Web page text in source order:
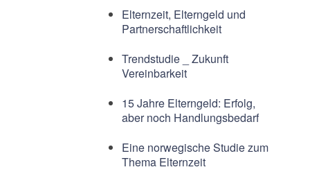
Elternzeit, Elterngeld und
Partnerschaftlichkeit
Trendstudie _ Zukunft
Vereinbarkeit
15 Jahre Elterngeld: Erfolg,
aber noch Handlungsbedarf
Eine norwegische Studie zum
Thema Elternzeit